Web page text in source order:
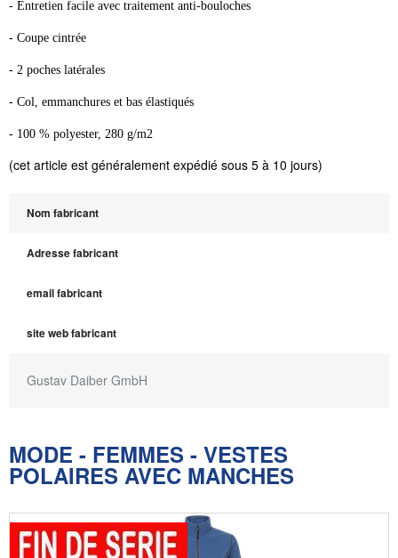
- Entretien facile avec traitement anti-bouloches
- Coupe cintrée
- 2 poches latérales
- Col, emmanchures et bas élastiqués
- 100 % polyester, 280 g/m2
(cet article est généralement expédié sous 5 à 10 jours)
Nom fabricant
Adresse fabricant
email fabricant
site web fabricant
Gustav Daiber GmbH
MODE - FEMMES - VESTES
POLAIRES AVEC MANCHES